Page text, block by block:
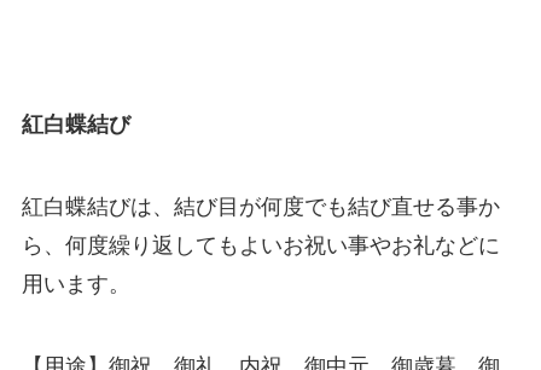
紅白蝶結び
紅白蝶結びは、結び目が何度でも結び直せる事か
ら、何度繰り返してもよいお祝い事やお礼などに
用います。